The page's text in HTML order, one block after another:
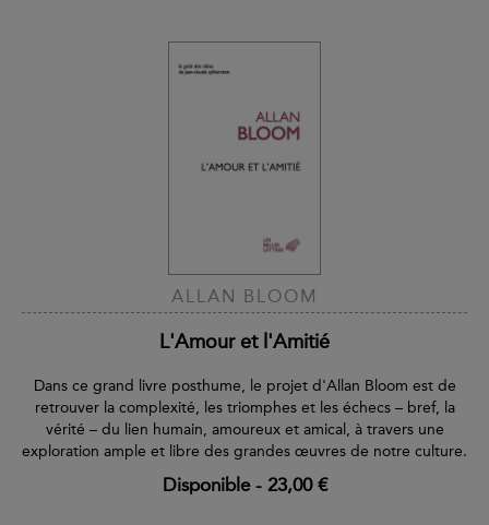
ALLAN BLOOM
L'Amour et l'Amitié
Dans ce grand livre posthume, le projet d'Allan Bloom est de
retrouver la complexité, les triomphes et les échecs – bref, la
vérité – du lien humain, amoureux et amical, à travers une
exploration ample et libre des grandes œuvres de notre culture.
Disponible- 23,00 €